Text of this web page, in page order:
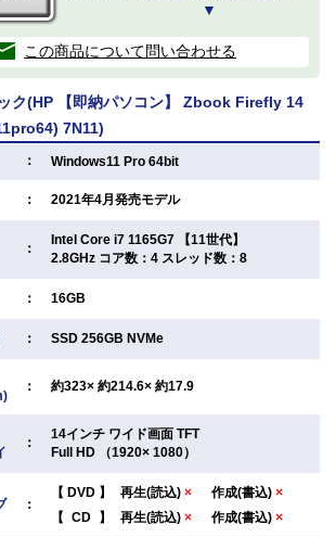
▼
この商品について問い合わせる
ク(HP 【即納パソコン】 Zbook Firefly 14
7N11)
： Windows11 Pro 64bit
： 2021年4月発売モデル
：
Intel Core i7 1165G7 【11世代】
2.8GHz コア数：4 スレッド数：8
： 16GB
： SSD 256GB NVMe
： 約323× 約214.6× 約17.9
：
14インチ ワイド画面 TFT
Full HD （1920× 1080）
：
【 DVD 】 再生(読込) × 作成(書込) ×
【 CD 】 再生(読込) × 作成(書込) ×